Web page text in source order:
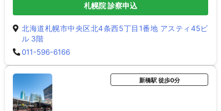
札幌院 診察申込
北海道札幌市中央区北4条西5丁目1番地 アスティ45ビ
ル 3階
011-596-6166
新橋駅 徒歩0分